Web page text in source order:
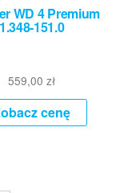
WD 4 Premium
1.348-151.0
559,00zł
cenę